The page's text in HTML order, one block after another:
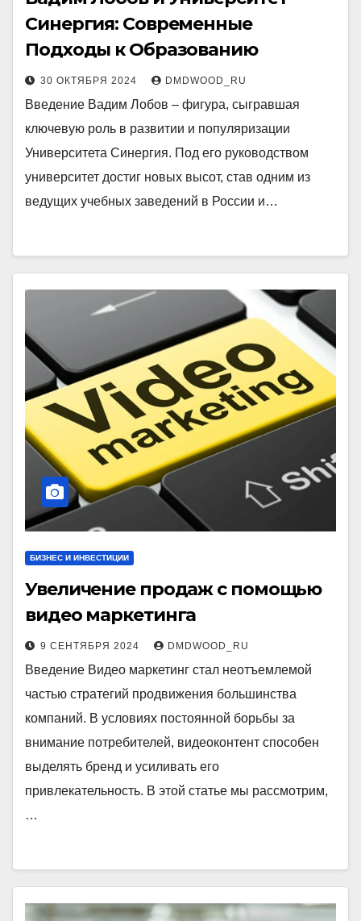
Синергия: Современные
Подходы к Образованию
30 ОКТЯБРЯ 2024 DMDWOOD_RU
Введение Вадим Лобов – фигура, сыгравшая
ключевую роль в развитии и популяризации
Университета Синергия. Под его руководством
университет достиг новых высот, став одним из
ведущих учебных заведений в России и…
БИЗНЕС И ИНВЕСТИЦИИ
Увеличение продаж с помощью
видео маркетинга
9 СЕНТЯБРЯ 2024 DMDWOOD_RU
Введение Видео маркетинг стал неотъемлемой
частью стратегий продвижения большинства
компаний. В условиях постоянной борьбы за
внимание потребителей, видеоконтент способен
выделять бренд и усиливать его
привлекательность. В этой статье мы рассмотрим,
…